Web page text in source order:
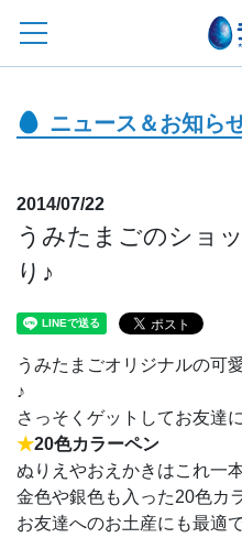
ニュース＆お知ら
2014/07/22
うみたまごのショ
り♪
うみたまごオリジナルの可
♪
さっそくゲットしてお友達
★20色カラーペン
ぬりえやおえかきはこれ一
金色や銀色も入った20色カ
お友達へのお土産にも最適